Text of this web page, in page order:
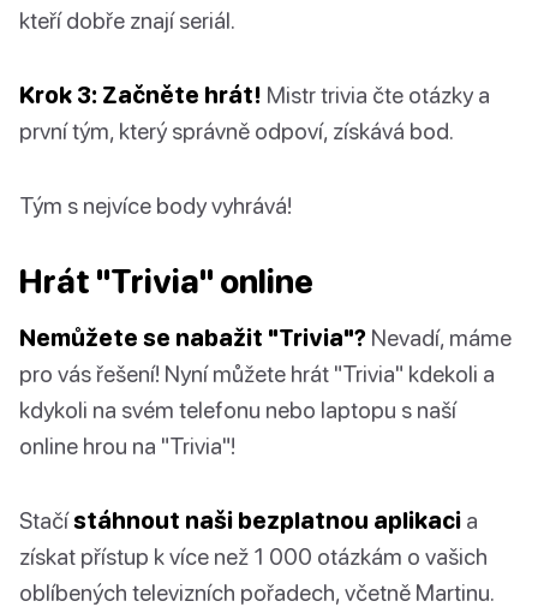
kteří dobře znají seriál.
Krok 3: Začněte hrát! Mistr trivia čte otázky a
první tým, který správně odpoví, získává bod.
Tým s nejvíce body vyhrává!
Hrát "Trivia" online
Nemůžete se nabažit "Trivia"? Nevadí, máme
pro vás řešení! Nyní můžete hrát "Trivia" kdekoli a
kdykoli na svém telefonu nebo laptopu s naší
online hrou na "Trivia"!
Stačístáhnout naši bezplatnou aplikaci a
získat přístup k více než 1 000 otázkám o vašich
oblíbených televizních pořadech, včetně Martinu.